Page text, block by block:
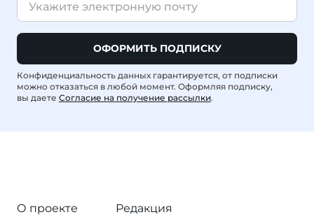
ОФОРМИТЬ ПОДПИСКУ
Конфиденциальность данных гарантируется, от подписки
можно отказаться в любой момент. Оформляя подписку,
вы даете Согласие на получение рассылки.
О проекте
Редакция